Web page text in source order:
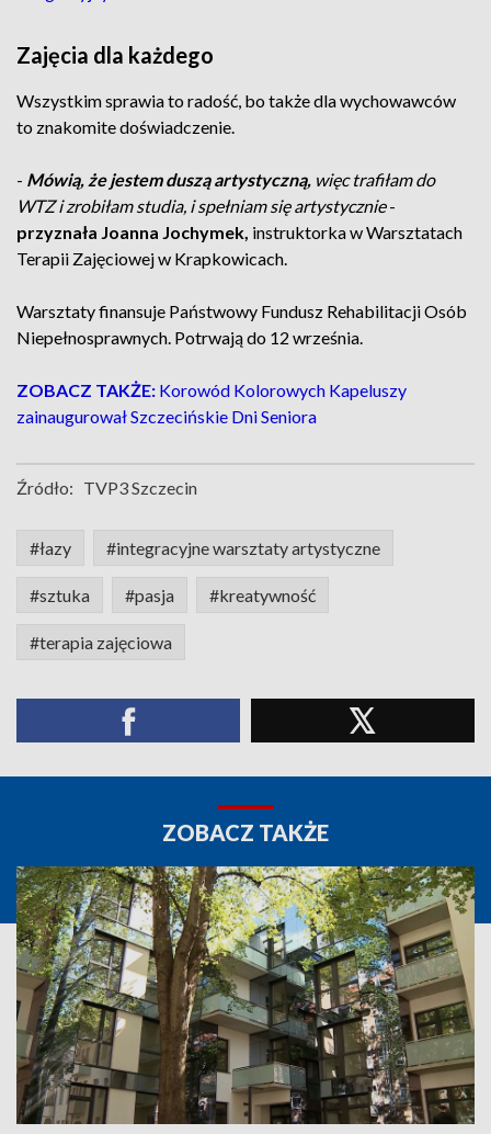
Zajęcia dla każdego
Wszystkim sprawia to radość, bo także dla wychowawców
to znakomite doświadczenie.
- Mówią, że jestem duszą artystyczną, więc trafiłam do
WTZ i zrobiłam studia, i spełniam się artystycznie-
przyznała Joanna Jochymek, instruktorka w Warsztatach
Terapii Zajęciowej w Krapkowicach.
Warsztaty finansuje Państwowy Fundusz Rehabilitacji Osób
Niepełnosprawnych. Potrwają do 12 września.
ZOBACZ TAKŻE: Korowód Kolorowych Kapeluszy
zainaugurował Szczecińskie Dni Seniora
Źródło: TVP3 Szczecin
#łazy #integracyjne warsztaty artystyczne
#sztuka #pasja #kreatywność
#terapia zajęciowa
ZOBACZ TAKŻE